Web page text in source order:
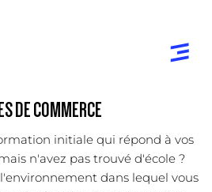
DE COMMERCE
initiale qui répond à vos
n'avez pas trouvé d'école ?
dans lequel vous